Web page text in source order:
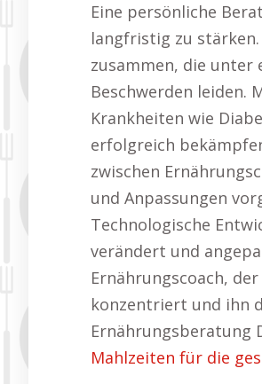
Eine persönliche
langfristig zu
zusammen, die unter
Beschwerden leiden.
Krankheiten wie
erfolgreich
zwischen
und Anpassungen
Technologische
verändert und
Ernährungscoach,
konzentriert und ihn
Ernährungsberatung
Mahlzeiten für die